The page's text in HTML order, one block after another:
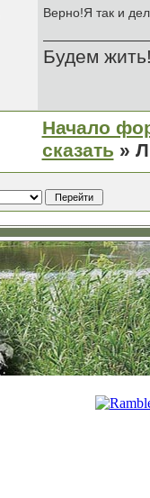
Верно!Я так и
Будем
Начало
сказать »